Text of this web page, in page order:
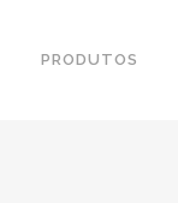
PRODUTOS